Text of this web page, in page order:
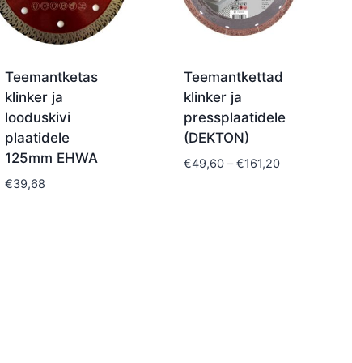
Teemantketas
klinker ja
looduskivi
plaatidele
125mm EHWA
€39,68
Teemantkettad
klinker ja
pressplaatidele
(DEKTON)
€49,60 – €161,20Price